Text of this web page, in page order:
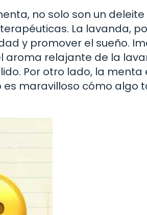
no solo son un
La lavanda,
y promover el sueño.
relajante de la
Por otro lado, la
es maravilloso cómo algo